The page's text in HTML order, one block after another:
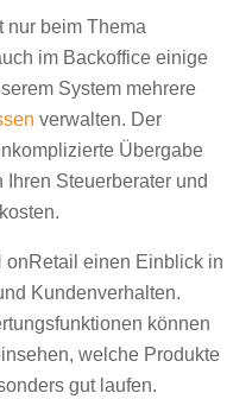
nur beim Thema
im Backoffice einige
System mehrere
verwalten. Der
Übergabe
Steuerberater und
einen Einblick in
Kundenverhalten.
können
welche Produkte
gut laufen.